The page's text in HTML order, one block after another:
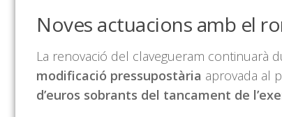
Noves actuacions amb el
La renovació del clavegueram continuarà
modificació pressupostària aprovada al
d’euros sobrants del tancament de